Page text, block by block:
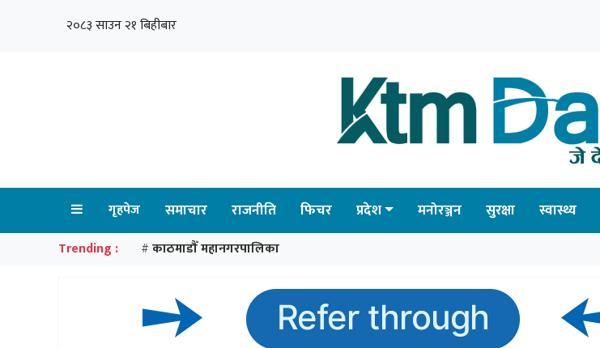
२०८३ साउन २१ बिहीबार
गृहपेज समाचार राजनीति फिचर प्रदेश मनोरञ्जन सुरक्षा स्वास्थ्य
Trending : # काठमाडौँ महानगरपालिका